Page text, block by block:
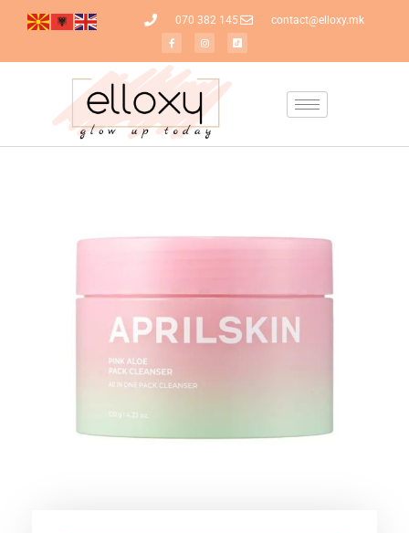
070 382 145 contact@elloxy.mk